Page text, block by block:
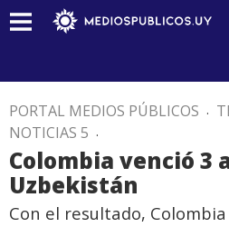
PORTAL MEDIOS PÚBLICOS .
NOTICIAS 5 .
Colombia venció 3
Uzbekistán
Con el resultado,